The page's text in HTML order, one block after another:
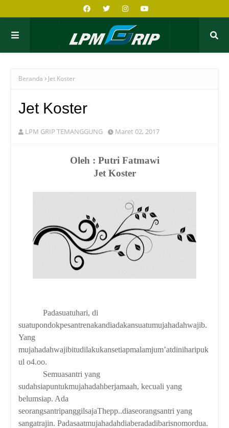
Beranda Jet Koster
Jet Koster
LPM GRIP TEMANGGUNG Maret 02, 2017
Oleh : Putri Fatmawi
Jet Koster
Padasuatuhari, di
suatupondokpesantrenakandiadakansuatumujahadahwajib.
Yang
mujahadahwajibitudilakukansetiapmalamjum’atdiniharipuk
ul o4.oo.
Semuasantri yang
sudahsiapuntukmujahadahberjamaah, kecuali yang
belumsiap. Ada
seorangsantripanggilsajaThepp..diaseorangsantri yang
sangatrajin. Padasaatmujahadahdiaberadadibarisnomordua.